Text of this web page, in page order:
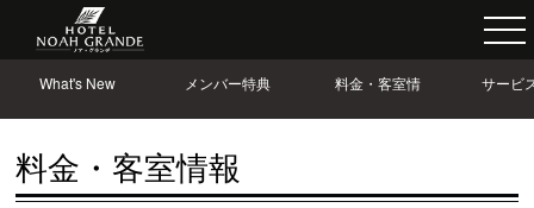
What's New メンバー特典
料金・客室情
報
サービ
情
料金・客室情報